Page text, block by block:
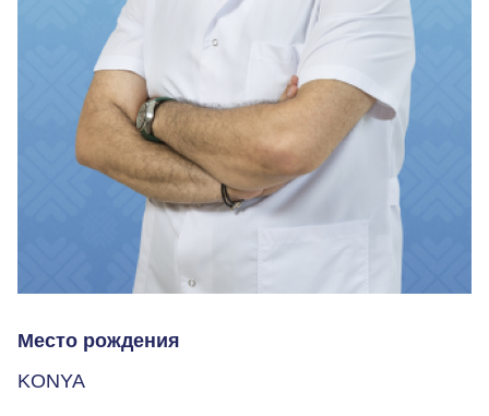
Место рождения
KONYA